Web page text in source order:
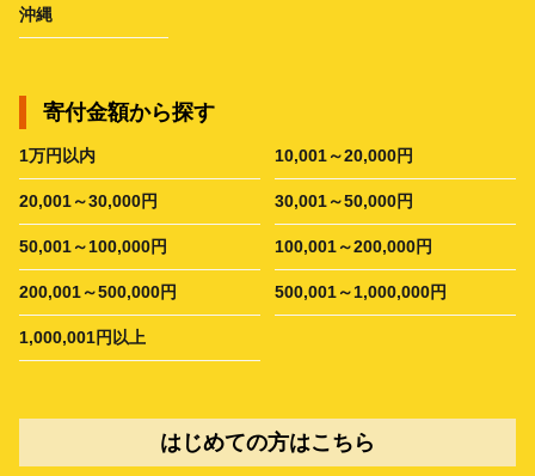
沖縄
寄付金額から探す
1万円以内 10,001～20,000円
20,001～30,000円 30,001～50,000円
50,001～100,000円 100,001～200,000円
200,001～500,000円 500,001～1,000,000円
1,000,001円以上
はじめての方はこちら